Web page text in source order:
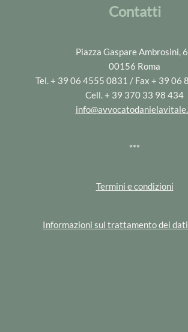
Contatti
Piazza Gaspare Ambrosini,
00156 Roma
Tel. + 39 06 4555 0831 / Fax + 39 06
Cell. + 39 370 33 98 434
***
Termini e condizioni
Informazioni sul trattamento dei